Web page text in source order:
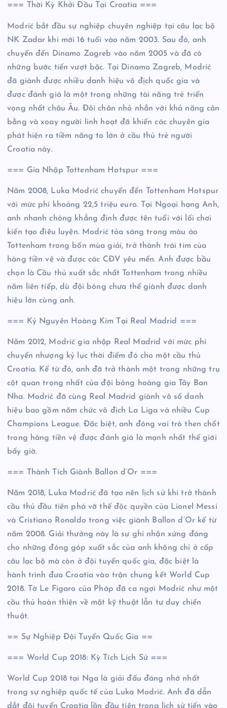
=== Thời Kỳ Khởi Đầu Tại Croatia ===
Modrić bắt đầu sự nghiệp chuyên nghiệp tại câu lạc bộ
NK Zadar khi mới 16 tuổi vào năm 2003. Sau đó, anh
chuyển đến Dinamo Zagreb vào năm 2005 và đã có
những bước tiến vượt bậc. Tại Dinamo Zagreb, Modrić
đã giành được nhiều danh hiệu vô địch quốc gia và
được đánh giá là một trong những tài năng trẻ triển
vọng nhất châu Âu. Đôi chân nhỏ nhắn với khả năng cân
bằng và xoay người linh hoạt đã khiến các chuyên gia
phát hiện ra tiềm năng to lớn ở cầu thủ trẻ người
Croatia này.
=== Gia Nhập Tottenham Hotspur ===
Năm 2008, Luka Modrić chuyển đến Tottenham Hotspur
với mức phí khoảng 22,5 triệu euro. Tại Ngoại hạng Anh,
anh nhanh chóng khẳng định được tên tuổi với lối chơi
kiến tạo điêu luyện. Modrić tỏa sáng trong màu áo
Tottenham trong bốn mùa giải, trở thành trái tim của
hàng tiền vệ và được các CĐV yêu mến. Anh được bầu
chọn là Cầu thủ xuất sắc nhất Tottenham trong nhiều
năm liên tiếp, dù đội bóng chưa thể giành được danh
hiệu lớn cùng anh.
=== Kỷ Nguyên Hoàng Kim Tại Real Madrid ===
Năm 2012, Modrić gia nhập Real Madrid với mức phí
chuyển nhượng kỷ lục thời điểm đó cho một cầu thủ
Croatia. Kể từ đó, anh đã trở thành một trong những trụ
cột quan trọng nhất của đội bóng hoàng gia Tây Ban
Nha. Modrić đã cùng Real Madrid giành vô số danh
hiệu bao gồm năm chức vô địch La Liga và nhiều Cup
Champions League. Đặc biệt, anh đóng vai trò then chốt
trong hàng tiền vệ được đánh giá là mạnh nhất thế giới
bấy giờ.
=== Thành Tích Giành Ballon d’Or ===
Năm 2018, Luka Modrić đã tạo nên lịch sử khi trở thành
cầu thủ đầu tiên phá vỡ thế độc quyền của Lionel Messi
và Cristiano Ronaldo trong việc giành Ballon d’Or kể từ
năm 2008. Giải thưởng này là sự ghi nhận xứng đáng
cho những đóng góp xuất sắc của anh không chỉ ở cấp
câu lạc bộ mà còn ở đội tuyển quốc gia, đặc biệt là
hành trình đưa Croatia vào trận chung kết World Cup
2018. Tờ Le Figaro của Pháp đã ca ngợi Modrić như một
cầu thủ hoàn thiện về mặt kỹ thuật lẫn tư duy chiến
thuật.
== Sự Nghiệp Đội Tuyển Quốc Gia ==
=== World Cup 2018: Kỳ Tích Lịch Sử ===
World Cup 2018 tại Nga là giải đấu đáng nhớ nhất
trong sự nghiệp quốc tế của Luka Modrić. Anh đã dẫn
dắt đội tuyển Croatia lần đầu tiên trong lịch sử tiến vào